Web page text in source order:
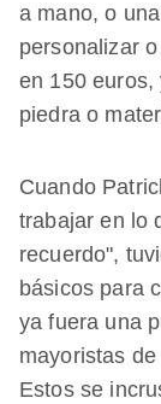
a mano, o
personalizar
en 150 euros,
piedra o
Cuando
trabajar en lo
recuerdo",
básicos para
ya fuera una
mayoristas
Estos se